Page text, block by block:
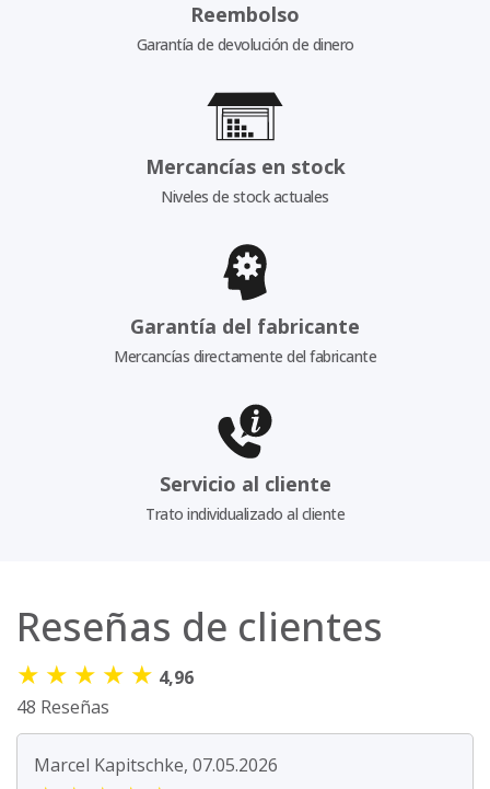
Reembolso
Garantía de devolución de dinero
Mercancías en stock
Niveles de stock actuales
Garantía del fabricante
Mercancías directamente del fabricante
Servicio al cliente
Trato individualizado al cliente
Reseñas de clientes
★ ★ ★ ★ ★ 4,96
48 Reseñas
Marcel Kapitschke, 07.05.2026